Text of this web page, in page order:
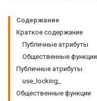
Содержание
Краткое содержание
Публичные атрибуты
Общественные функции
Публичные атрибуты
use_locking_
Общественные функции